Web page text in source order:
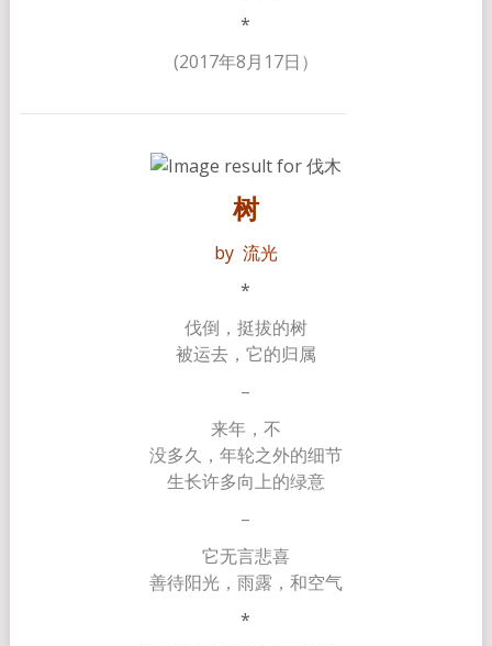
*
(2017年8月17日）
树
by 流光
*
伐倒，挺拔的树
被运去，它的归属
–
来年，不
没多久，年轮之外的细节
生长许多向上的绿意
–
它无言悲喜
善待阳光，雨露，和空气
*